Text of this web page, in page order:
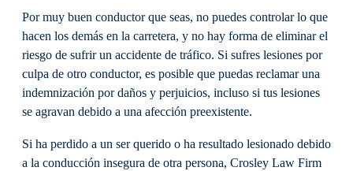
Por muy buen conductor que seas, no puedes controlar lo que
hacen los demás en la carretera, y no hay forma de eliminar el
riesgo de sufrir un accidente de tráfico. Si sufres lesiones por
culpa de otro conductor, es posible que puedas reclamar una
indemnización por daños y perjuicios, incluso si tus lesiones
se agravan debido a una afección preexistente.
Si ha perdido a un ser querido o ha resultado lesionado debido
a la conducción insegura de otra persona, Crosley Law Firm